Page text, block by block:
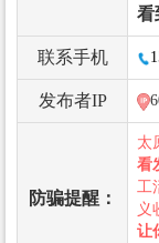
看
联系手机
发布者IP
防骗提醒：
太
看
工
义
让